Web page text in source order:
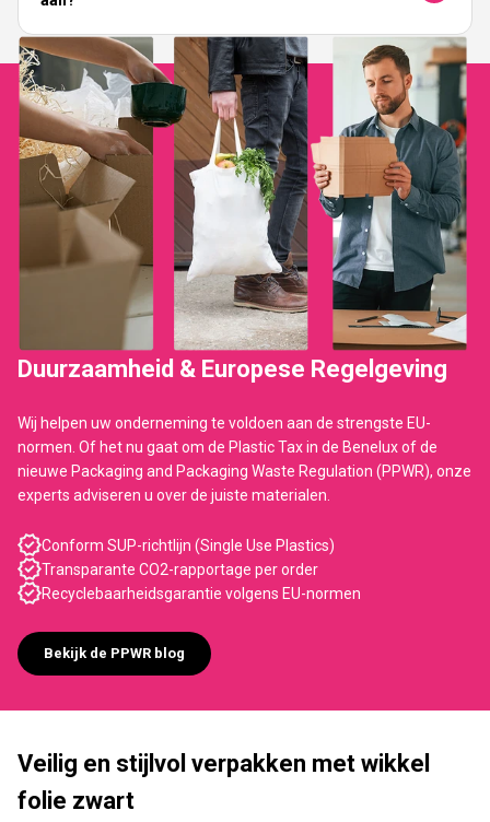
Duurzaamheid & Europese Regelgeving
Wij helpen uw onderneming te voldoen aan de strengste EU-
normen. Of het nu gaat om de Plastic Tax in de Benelux of de
nieuwe Packaging and Packaging Waste Regulation (PPWR), onze
experts adviseren u over de juiste materialen.
Conform SUP-richtlijn (Single Use Plastics)
Transparante CO2-rapportage per order
Recyclebaarheidsgarantie volgens EU-normen
Bekijk de PPWR blog
Veilig en stijlvol verpakken met wikkel
folie zwart